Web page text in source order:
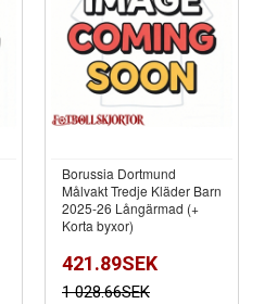
Borussia Dortmund
Målvakt Tredje Kläder Barn
2025-26 Långärmad (+
Korta byxor)
421.89SEK
1 028.66SEK